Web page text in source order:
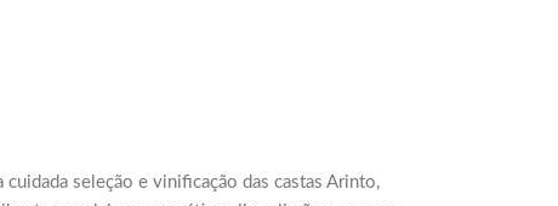
seleção e vinificação das castas Arinto,